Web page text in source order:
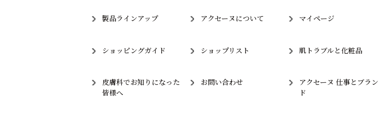
製品ラインアップ アクセーヌについて マイページ
ショッピングガイド ショップリスト 肌トラブルと化粧品
皮膚科でお知りになった
皆様へ
お問い合わせ
アクセーヌ 仕事とブラン
ド